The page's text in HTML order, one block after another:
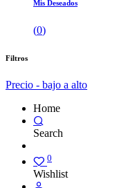
Mis Deseados
(0)
Filtros
Precio - bajo a alto
Home
Search
0
Wishlist